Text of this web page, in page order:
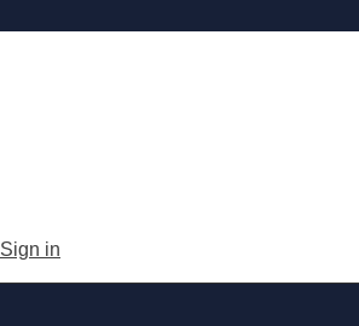
Sign in